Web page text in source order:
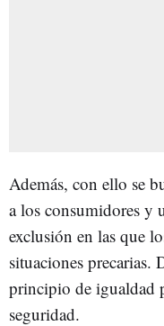
Además, con ello se
a los consumidores y
exclusión en las que
situaciones precarias.
principio de igualdad
seguridad.